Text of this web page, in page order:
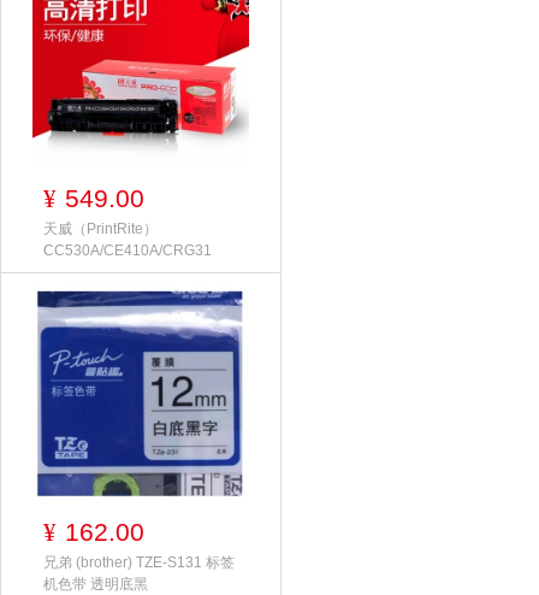
¥ 549.00
天威（PrintRite）
CC530A/CE410A/CRG31
¥ 162.00
兄弟 (brother) TZE-S131 标签
机色带 透明底黑